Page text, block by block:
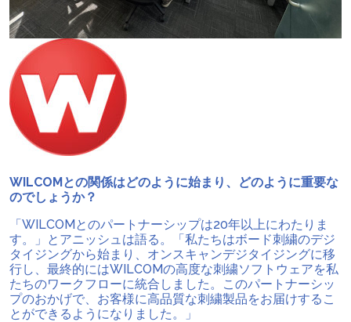
WILCOMとの関係はどのように始まり、どのように重要な
のでしょうか？
「WILCOMとのパートナーシップは20年以上にわたりま
す。」とアニッシュは語る。「私たちはボード刺繍のデジ
タイジングから始まり、オンスキャンデジタイジングに移
行し、最終的にはWILCOMの高度な刺繍ソフトウェアを私
たちのワークフローに統合しました。このパートナーシッ
プのおかげで、お客様に高品質な刺繍製品をお届けするこ
とができるようになりました。」